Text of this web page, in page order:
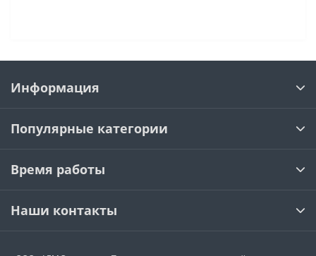
Информация
Популярные категории
Время работы
Наши контакты